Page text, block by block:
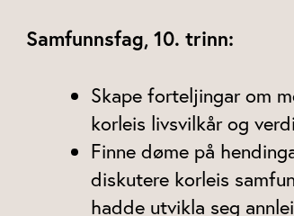
Samfunnsfag, 10. trinn:
Skape forteljingar om
korleis livsvilkår og
Finne døme på
diskutere korleis
hadde utvikla seg